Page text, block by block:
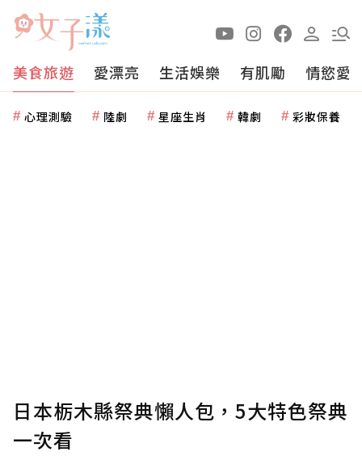
美食旅遊 愛漂亮 生活娛樂 有肌勵 情慾愛
心理測驗 陸劇 星座生肖 韓劇 彩妝保養
日本栃木縣祭典懶人包，5大特色祭典
一次看